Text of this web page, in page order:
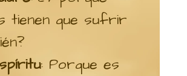
tienen que sufrir
: Porque es